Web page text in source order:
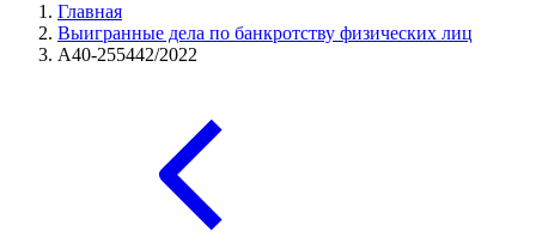
Главная
Выигранные дела по банкротству физических лиц
А40-255442/2022